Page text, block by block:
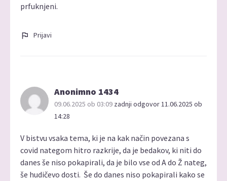
prfuknjeni.
Prijavi
Anonimno 1434
09.06.2025 ob 03:09 zadnji odgovor 11.06.2025 ob
14:28
V bistvu vsaka tema, ki je na kak način povezana s
covid nategom hitro razkrije, da je bedakov, ki niti do
danes še niso pokapirali, da je bilo vse od A do Ž nateg,
še hudičevo dosti. Še do danes niso pokapirali kako se